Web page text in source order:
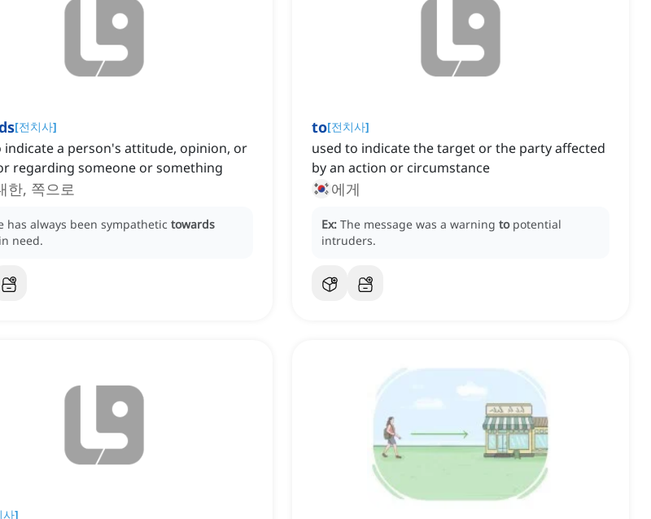
[전치사]
indicate a person's attitude, opinion, or
regarding someone or something
한, 쪽으로
has always been sympathetic towards
need.
to[전치사]
used to indicate the target or the party affected
by an action or circumstance
에게
Ex: The message was a warning to potential
intruders.
사]